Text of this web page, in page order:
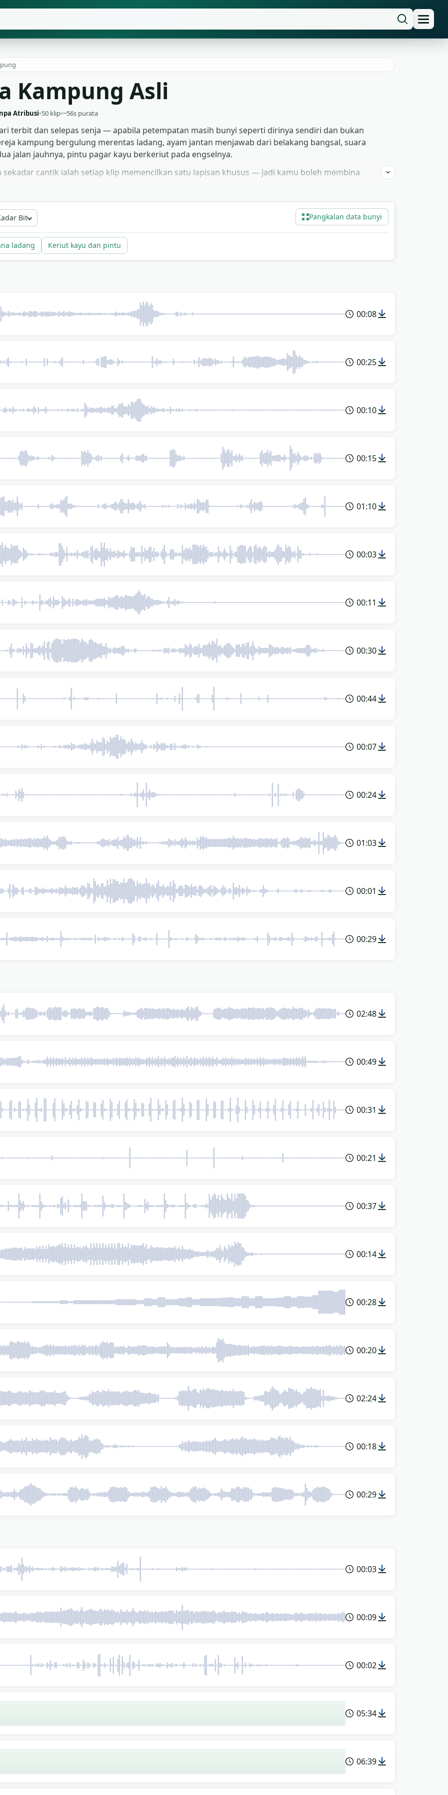
Kampung Asli
Atribusi 50 klip ~56s purata
terbit dan selepas senja — apabila petempatan masih bunyi seperti dirinya sendiri dan bukan
kampung bergulung merentas ladang, ayam jantan menjawab dari belakang bangsal, suara
jalan jauhnya, pintu pagar kayu berkeriut pada engselnya.
cantik ialah setiap klip memencilkan satu lapisan khusus — jadi kamu boleh membina
dalam MP3, bebas royalti, tanpa daftar, tanpa atribusi.
Bit Pangkalan data bunyi
ladang Keriut kayu dan pintu
00:08
00:25
00:10
00:15
01:10
00:03
00:11
00:30
00:44
00:07
00:24
01:03
00:01
00:29
02:48
00:49
00:31
00:21
00:37
00:14
00:28
00:20
02:24
00:18
00:29
00:03
00:09
00:02
05:34
06:39